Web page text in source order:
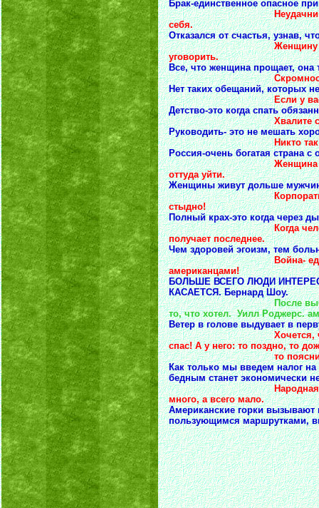
Брак-единственное опасное
Неудачники верят в
себя.
Отказался от счастья, узнав,
Женщину нельзя
уговорить.
Все, что женщина прощает, она
Скромность
Нет таких обещаний, которых
Если у вас нету
Детство-это когда спать
Хвалите себя: мнение
Руководить- это не мешать
Никто так не осудит
Россия-очень богатая страна
Женщина думает, с
оттуда уйти.
Женщины живут дольше
Корпоратив; либо на
стыдно!
Полный крах-это когда через
Когда человеку
получает последнее.
Чем здоровей эгоизм, тем
Война- единственный
американцами!
БОЛЬШЕ ВСЕГО ЛЮДИ
КАСАЕТСЯ. Бернард Шоу.
После
то, что хотел. Уилл Роджерс.
Ветер в голове выдувает в
Хочется,
спас! А у него: то поздно, то
то поясницу ломит,
Как только мы введем налог
бедным станет экономически
много, а всего мало.
Американские горки вызывают
пользующимся маршрутками,